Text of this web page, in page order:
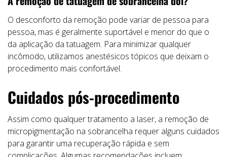
O desconforto da remoção pode variar de pessoa para
pessoa, mas é geralmente suportável e menor do que o
da aplicação da tatuagem. Para minimizar qualquer
incômodo, utilizamos anestésicos tópicos que deixam o
procedimento mais confortável.
Cuidados pós-procedimento
Assim como qualquer tratamento a laser, a remoção de
micropigmentação na sobrancelha requer alguns cuidados
para garantir uma recuperação rápida e sem